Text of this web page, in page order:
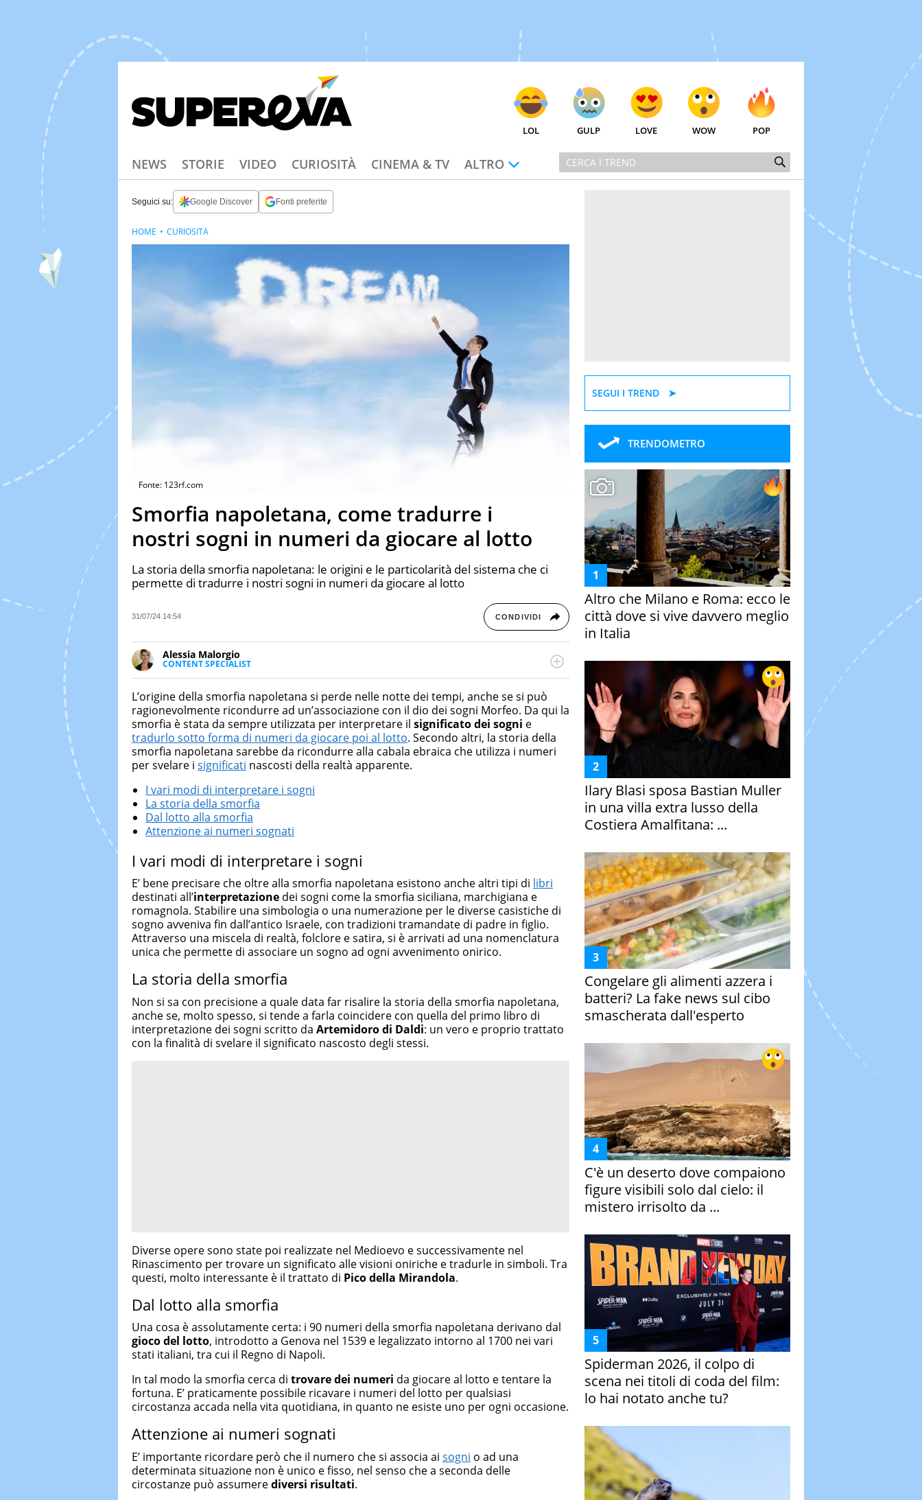
LOL GULP LOVE WOW POP
NEWS STORIE VIDEO CURIOSITÀ CINEMA & TV ALTRO
Seguici su: Google Discover Fonti preferite
Fonte: 123rf.com
Smorfia napoletana, come tradurre i
nostri sogni in numeri da giocare al lotto
La storia della smorfia napoletana: le origini e le particolarità del sistema che ci
permette di tradurre i nostri sogni in numeri da giocare al lotto
31/07/24 14:54 CONDIVIDI
Alessia Malorgio
CONTENT SPECIALIST
Ha conseguito un Master in Marketing Management e Google Digital Training su
di strategie marketing attraverso canali digitali.
HOME CURIOSITÀ
L’origine della smorfia napoletana si perde nelle notte dei tempi, anche se si può
ragionevolmente ricondurre ad un’associazione con il dio dei sogni Morfeo. Da qui la
smorfia è stata da sempre utilizzata per interpretare il significatodei sogni e
tradurlo sotto forma di numeri da giocare poi al lotto. Secondo altri, la storia della
smorfia napoletana sarebbe da ricondurre alla cabala ebraica che utilizza i numeri
per svelare i significati nascosti della realtà apparente.
I vari modi di interpretare i sogni
La storia della smorfia
Dal lotto alla smorfia
Attenzione ai numeri sognati
I vari modi di interpretare i sogni
E’ bene precisare che oltre alla smorfia napoletana esistono anche altri tipi di libri
destinati all’interpretazione dei sogni come la smorfia siciliana, marchigiana e
romagnola. Stabilire una simbologia o una numerazione per le diverse casistiche di
sogno avveniva fin dall’antico Israele, con tradizioni tramandate di padre in figlio.
Attraverso una miscela di realtà, folclore e satira, si è arrivati ad una nomenclatura
unica che permette di associare un sogno ad ogni avvenimento onirico.
La storia della smorfia
Non si sa con precisione a quale data far risalire la storia della smorfia napoletana,
anche se, molto spesso, si tende a farla coincidere con quella del primo libro di
interpretazione dei sogni scritto da Artemidoro di Daldi: un vero e proprio trattato
con la finalità di svelare il significato nascosto degli stessi.
Diverse opere sono state poi realizzate nel Medioevo e successivamente nel
Rinascimento per trovare un significato alle visioni oniriche e tradurle in simboli. Tra
questi, molto interessante è il trattato di Pico della Mirandola.
Dal lotto alla smorfia
Una cosa è assolutamente certa: i 90 numeri della smorfia napoletana derivano dal
gioco del lotto, introdotto a Genova nel 1539 e legalizzato intorno al 1700 nei vari
stati italiani, tra cui il Regno di Napoli.
In tal modo la smorfia cerca di trovare dei numeri da giocare al lotto e tentare la
fortuna. E’ praticamente possibile ricavare i numeri del lotto per qualsiasi
circostanza accada nella vita quotidiana, in quanto ne esiste uno per ogni occasione.
Attenzione ai numeri sognati
E’ importante ricordare però che il numero che si associa ai sogni o ad una
determinata situazione non è unico e fisso, nel senso che a seconda delle
circostanze può assumerediversi risultati.
SEGUI I TREND
TRENDOMETRO
Altro che Milano e Roma: ecco le
città dove si vive davvero meglio
in Italia
Ilary Blasi sposa Bastian Muller
in una villa extra lusso della
Costiera Amalfitana: ...
Congelare gli alimenti azzera i
batteri? La fake news sul cibo
smascherata dall'esperto
C'è un deserto dove compaiono
figure visibili solo dal cielo: il
mistero irrisolto da ...
Spiderman 2026, il colpo di
scena nei titoli di coda del film:
lo hai notato anche tu?